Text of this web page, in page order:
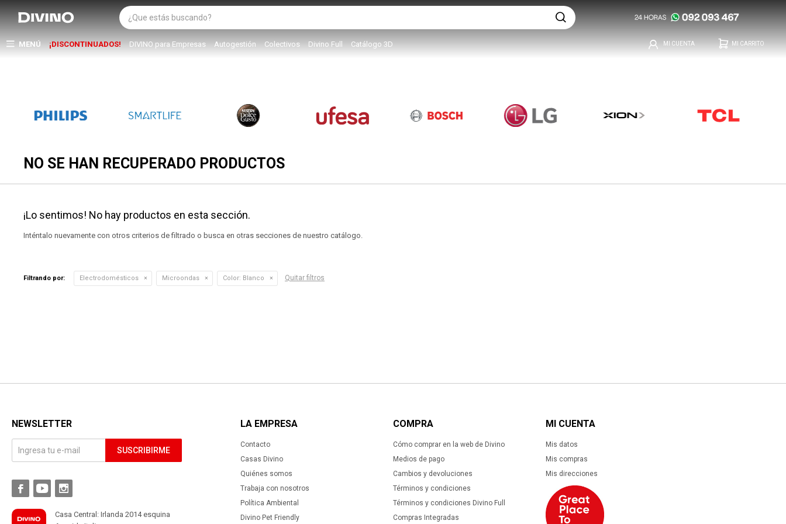
MENÚ ¡DISCONTINUADOS! DIVINO para Empresas Autogestión Colectivos Divino Full Catálogo 3D
NO SE HAN RECUPERADO PRODUCTOS
¡Lo sentimos! No hay productos en esta sección.
Inténtalo nuevamente con otros criterios de filtrado o busca en otras secciones de nuestro catálogo.
Filtrando por: Electrodomésticos Microondas Color: Blanco Quitar filtros
LA EMPRESA
Contacto
Casas Divino
Quiénes somos
Trabaja con nosotros
Política Ambiental
Divino Pet Friendly
COMPRA
Cómo comprar en la web de Divino
Medios de pago
Cambios y devoluciones
Términos y condiciones
Términos y condiciones Divino Full
Compras Integradas
MI CUENTA
Mis datos
Mis compras
Mis direcciones
NEWSLETTER
SUSCRIBIRME
  
Casa Central: Irlanda 2014 esquina